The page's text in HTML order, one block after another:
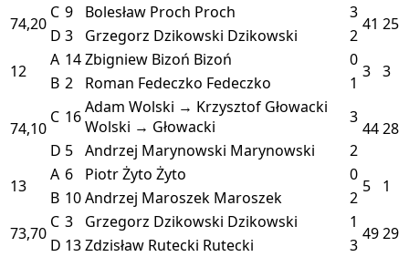
74,20
C 9 Bolesław Proch Proch 3
41 25
D 3 Grzegorz Dzikowski Dzikowski
2
12
A 14Zbigniew Bizoń Bizoń 0
3 3
B 2 Roman Fedeczko Fedeczko 1
74,10
C 16Adam Wolski → Krzysztof Głowacki
Wolski → Głowacki
3
4428
D 5 Andrzej Marynowski Marynowski
2
13
A 6 Piotr Żyto Żyto 0
5 1
B 10Andrzej Maroszek Maroszek
2
73,70
C 3 Grzegorz Dzikowski Dzikowski 1
4929
D 13Zdzisław Rutecki Rutecki 3